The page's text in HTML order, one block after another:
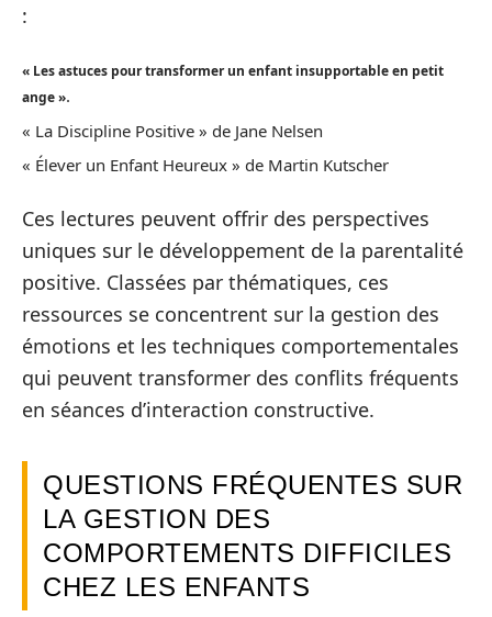
:
« Les astuces pour transformer un enfant insupportable en petit
ange ».
« La Discipline Positive » de Jane Nelsen
« Élever un Enfant Heureux » de Martin Kutscher
Ces lectures peuvent offrir des perspectives
uniques sur le développement de la parentalité
positive. Classées par thématiques, ces
ressources se concentrent sur la gestion des
émotions et les techniques comportementales
qui peuvent transformer des conflits fréquents
en séances d’interaction constructive.
QUESTIONS FRÉQUENTES SUR
LA GESTION DES
COMPORTEMENTS DIFFICILES
CHEZ LES ENFANTS